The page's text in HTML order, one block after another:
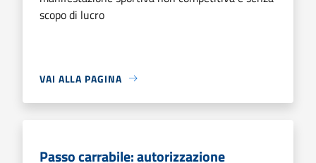
scopo di lucro
VAI ALLA PAGINA
Passo carrabile: autorizzazione